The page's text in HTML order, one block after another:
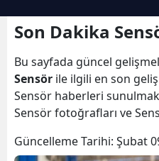
Son Dakika
Bu sayfada güncel
Sensör ile ilgili en son
Sensör haberleri
Sensör fotoğrafları ve
Güncelleme Tarihi: Şubat